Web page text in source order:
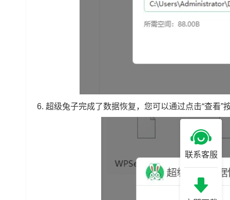
6. 超级兔子完成了数据恢复，您可以通过点击“查看”
联系客服